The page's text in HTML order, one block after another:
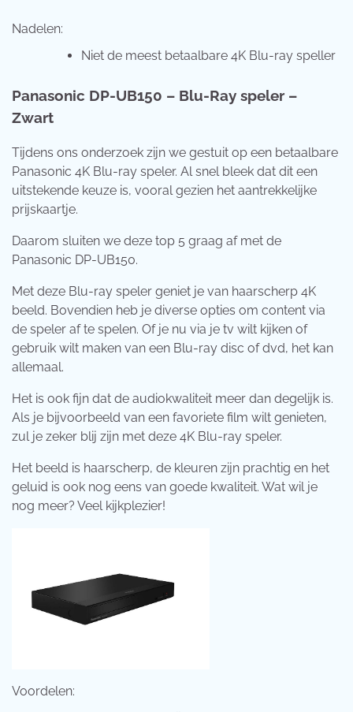
Nadelen:
Niet de meest betaalbare 4K Blu-ray speller
Panasonic DP-UB150 – Blu-Ray speler –
Zwart
Tijdens ons onderzoek zijn we gestuit op een betaalbare
Panasonic 4K Blu-ray speler. Al snel bleek dat dit een
uitstekende keuze is, vooral gezien het aantrekkelijke
prijskaartje.
Daarom sluiten we deze top 5 graag af met de
Panasonic DP-UB150.
Met deze Blu-ray speler geniet je van haarscherp 4K
beeld. Bovendien heb je diverse opties om content via
de speler af te spelen. Of je nu via je tv wilt kijken of
gebruik wilt maken van een Blu-ray disc of dvd, het kan
allemaal.
Het is ook fijn dat de audiokwaliteit meer dan degelijk is.
Als je bijvoorbeeld van een favoriete film wilt genieten,
zul je zeker blij zijn met deze 4K Blu-ray speler.
Het beeld is haarscherp, de kleuren zijn prachtig en het
geluid is ook nog eens van goede kwaliteit. Wat wil je
nog meer? Veel kijkplezier!
Voordelen: